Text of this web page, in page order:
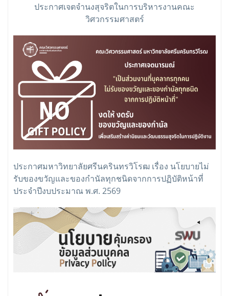
ประกาศเจตจำนงสุจริตในการบริหารงานคณะ
วิศวกรรมศาสตร์
ประกาศมหาวิทยาลัยศรีนครินทรวิโรฒ เรื่อง นโยบายไม่
รับของขวัญและของกำนัลทุกชนิดจากการปฏิบัติหน้าที่
ประจำปีงบประมาณ พ.ศ. 2569